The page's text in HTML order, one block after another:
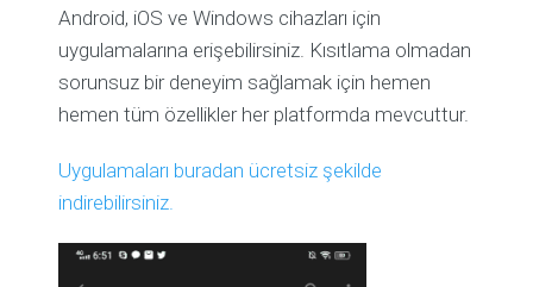
Android, iOS ve Windows cihazları için
uygulamalarına erişebilirsiniz. Kısıtlama olmadan
sorunsuz bir deneyim sağlamak için hemen
hemen tüm özellikler her platformda mevcuttur.
Uygulamaları buradan ücretsiz şekilde
indirebilirsiniz.